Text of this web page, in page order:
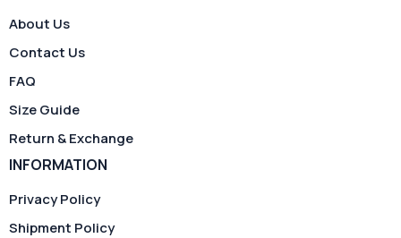
About Us
Contact Us
FAQ
Size Guide
Return & Exchange
INFORMATION
Privacy Policy
Shipment Policy